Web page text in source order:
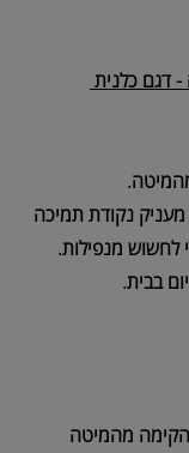
דגם כלנית
נקודת תמיכה
לחשוש מנפילות.
בבית.
מהמיטה